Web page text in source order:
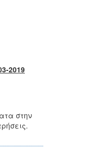
2019
στην